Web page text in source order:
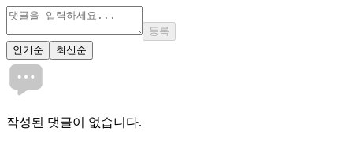
등록
인기순
최신순
작성된 댓글이 없습니다.